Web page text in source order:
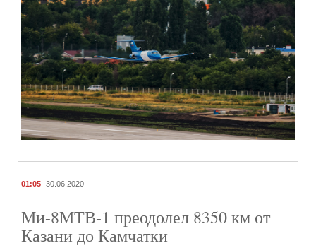
01:05 30.06.2020
Ми-8МТВ-1 преодолел 8350 км от
Казани до Камчатки